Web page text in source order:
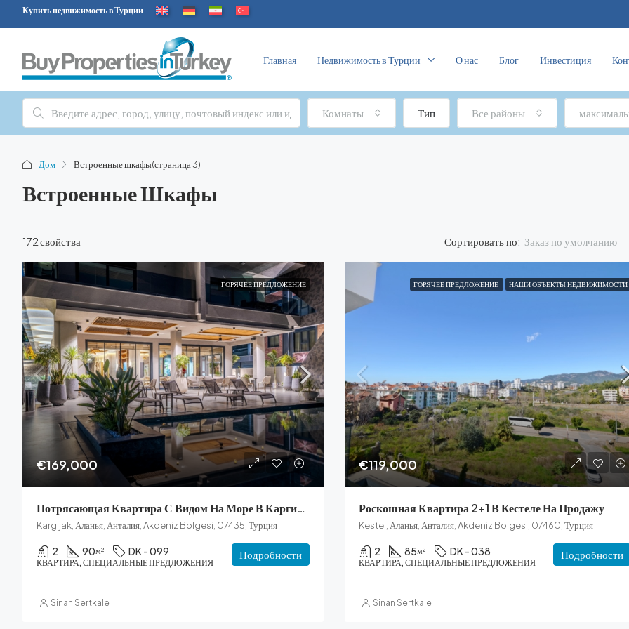
Купить недвижимость в Турции
Главная Недвижимость в Турции О нас Блог Инвестиция
Комнаты Тип Все районы
Дом Встроенные шкафы(страница 3)
Встроенные Шкафы
172 свойства Сортировать по: Заказ по умолчанию
ГОРЯЧЕЕ ПРЕДЛОЖЕНИЕ
€169,000
Потрясающая Квартира С Видом На Море В Каргичак На Продажу
Kargıjak, Аланья, Анталия, Akdeniz Bölgesi, 07435, Турция
2 90м² DK - 099
КВАРТИРА, СПЕЦИАЛЬНЫЕ ПРЕДЛОЖЕНИЯ
Подробности
Sinan Sertkale
ГОРЯЧЕЕ ПРЕДЛОЖЕНИЕ НАШИ ОБЪЕКТЫ НЕДВИЖИМОСТИ
€119,000
Роскошная Квартира 2+1 В Кестеле На Продажу
Kestel, Аланья, Анталия, Akdeniz Bölgesi, 07460, Турция
2 85м² DK - 038
КВАРТИРА, СПЕЦИАЛЬНЫЕ ПРЕДЛОЖЕНИЯ
Подробности
Sinan Sertkale
Цена по запросу